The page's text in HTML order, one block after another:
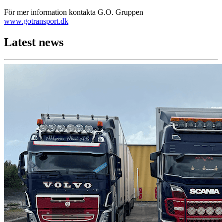
För mer information kontakta G.O. Gruppen
www.gotransport.dk
Latest news